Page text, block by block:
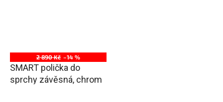
2 890 Kč –14 %
SMART polička do
sprchy závěsná, chrom